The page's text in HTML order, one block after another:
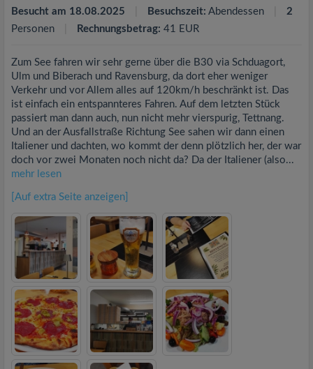
Besucht am 18.08.2025 Besuchszeit: Abendessen
2
Personen
Rechnungsbetrag: 41 EUR
Zum See fahren wir sehr gerne über die B30 via Schduagort,
Ulm und Biberach und Ravensburg, da dort eher weniger
Verkehr und vor Allem alles auf 120km/h beschränkt ist. Das
ist einfach ein entspannteres Fahren. Auf dem letzten Stück
passiert man dann auch, nun nicht mehr vierspurig, Tettnang.
Und an der Ausfallstraße Richtung See sahen wir dann einen
Italiener und dachten, wo kommt der denn plötzlich her, der war
doch vor zwei Monaten noch nicht da? Da der Italiener (also...
mehr lesen
[Auf extra Seite anzeigen]